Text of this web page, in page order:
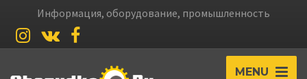
Информация, оборудование, промышленность
MENU